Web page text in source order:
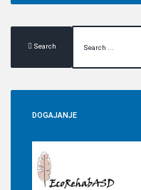
Search
DOGAJANJE